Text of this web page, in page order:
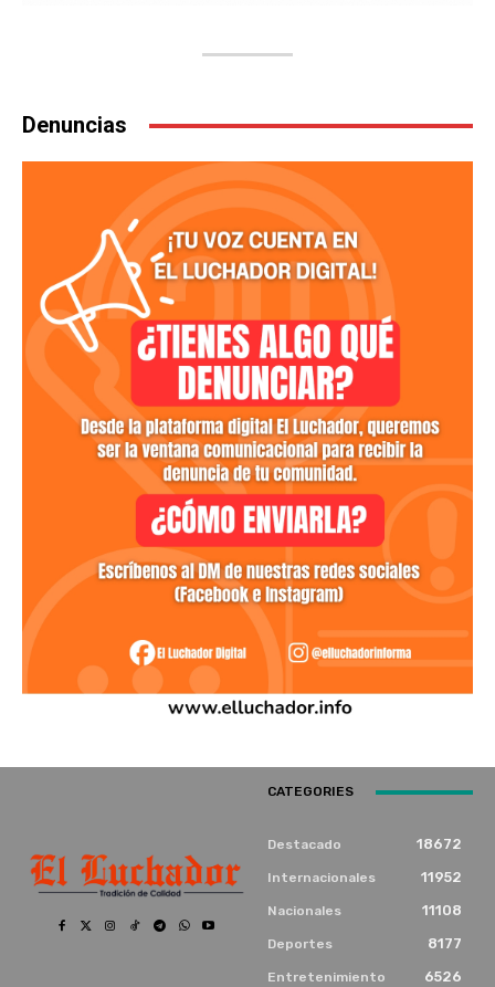
Denuncias
CATEGORIES
Destacado 18672
Internacionales 11952
Nacionales 11108
Deportes 8177
Entretenimiento 6526